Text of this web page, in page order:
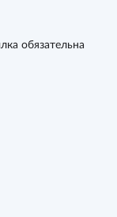
обязательна